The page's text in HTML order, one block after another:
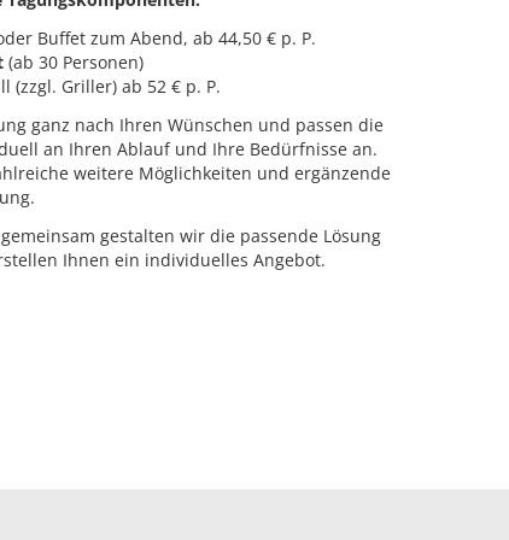
Buffet zum Abend, ab 44,50 € p. P.
(ab 30 Personen)
(zzgl. Griller) ab 52 € p. P.
ganz nach Ihren Wünschen und passen die
an Ihren Ablauf und Ihre Bedürfnisse an.
weitere Möglichkeiten und ergänzende
gestalten wir die passende Lösung
Ihnen ein individuelles Angebot.